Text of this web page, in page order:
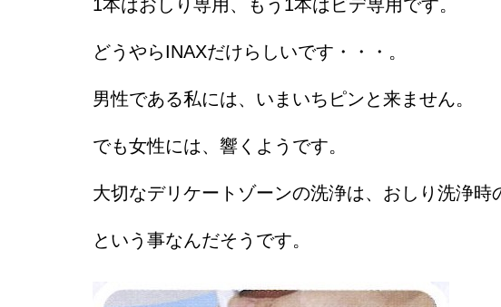
1本はおしり専用、もう1本はビデ専用です。
どうやらINAXだけらしいです・・・。
男性である私には、いまいちピンと来ません。
でも女性には、響くようです。
大切なデリケートゾーンの洗浄は、おしり洗浄
という事なんだそうです。